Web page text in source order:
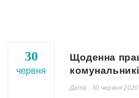
30
червня
Щоденна
Дата : 30 червня 2020